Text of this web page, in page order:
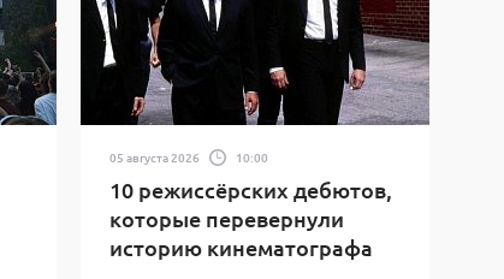
05 августа 2026 10:00
10 режиссёрских дебютов,
которые перевернули
историю кинематографа